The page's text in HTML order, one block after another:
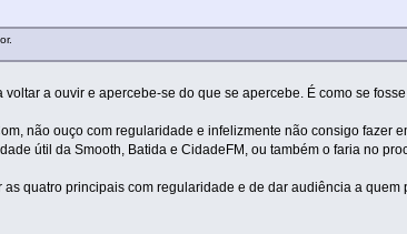
a ouvir e apercebe-se do que se apercebe. É como se fosse
não ouço com regularidade e infelizmente não consigo fazer
útil da Smooth, Batida e CidadeFM, ou também o faria no
quatro principais com regularidade e de dar audiência a quem